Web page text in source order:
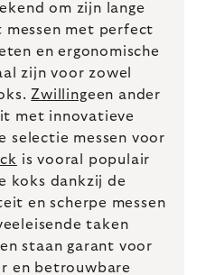
om zijn lange
met perfect
en ergonomische
zijn voor zowel
Zwillingeen ander
met innovatieve
selectie messen voor
is vooral populair
koks dankzij de
en scherpe messen
taken
staan garant voor
en betrouwbare